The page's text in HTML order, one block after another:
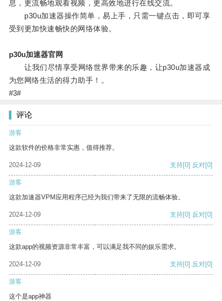
息，更流畅地观看视频，更高效地进行在线交流。
p30u加速器操作简单，易上手，只需一键点击，即可享
受到更加快速畅快的网络体验。
p30u加速器官网
让我们尽情享受网络世界带来的乐趣，让p30u加速器成
为您网络生活的得力助手！。
#3#
评论
游客
这款软件的价格非常实惠，值得推荐。
2024-12-09 支持[0] 反对[0]
游客
这款加速器VPM应用程序已经为我们带来了无限的流畅体验。
2024-12-09 支持[0] 反对[0]
游客
这款app的视频资源非常丰富，可以满足我不同的娱乐需求。
2024-12-09 支持[0] 反对[0]
游客
这个是app神器